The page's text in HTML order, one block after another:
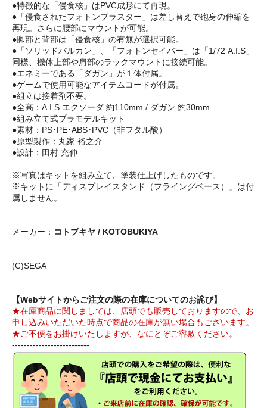
●特徴的な「侵食核」はPVC成形にて再現。
●「侵食されたフォトンブラスター」は差し替えで砲身の伸縮を
再現。さらに腰部にマウントが可能。
●脚部と背部は「侵食核」の有無が選択可能。
●「ソリッドバルカン」、「フォトンセイバー」は「1/72 A.I.S」
同様、機体上部や肩部のラックマウントに接続可能。
●エネミーである「ダガン」が１体付属。
●ゲームで使用可能なアイテムコードが付属。
●組立は接着剤不要。
●全高：A.I.S エクソーダ 約110mm / ダガン 約30mm
●組み立て式プラモデルキット
●素材：PS･PE･ABS･PVC（非フタル酸）
●原型製作：丸家 裕之介
●設計：田村 充伸
※写真はキットを組み立て、塗装仕上げしたものです。
※キットに「ディスプレイスタンド（フライングベース）」は付
属しません。
メーカー： コトブキヤ / KOTOBUKIYA
(C)SEGA
【Webサイトからご注文の際の在庫についてのお詫び】
★在庫商品に関しましては、店頭でも販売しておりますので、お
申し込みいただいた時点で商品の在庫が無い場合もございます。
★ご不便をお掛けいたしますが、なにとぞご容赦ください。
--------------------------